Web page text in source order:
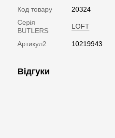
Код товару
20324
Серія
BUTLERS
LOFT
Артикул2 10219943
Відгуки